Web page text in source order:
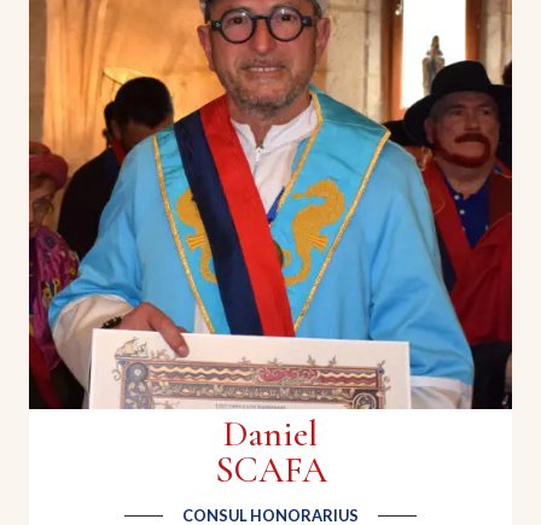
Daniel
SCAFA
CONSUL HONORARIUS
Yoann CONTE
Chef cuisinier
Un chef cuisinier français, doublement étoilé au
Guide Michelin, élu cuisinier de l'année 2024 au
Gault&Millau.